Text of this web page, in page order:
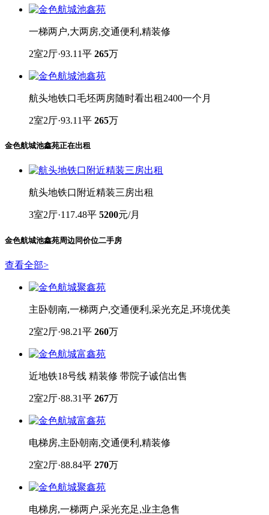
一梯两户,大两房,交通便利,精装修
2室2厅·93.11平 265万
航头地铁口毛坯两房随时看出租2400一个月
2室2厅·93.11平 265万
金色航城池鑫苑正在出租
航头地铁口附近精装三房出租
3室2厅·117.48平 5200元/月
金色航城池鑫苑周边同价位二手房
查看全部>
主卧朝南,一梯两户,交通便利,采光充足,环境优美
2室2厅·98.21平 260万
近地铁18号线 精装修 带院子诚信出售
2室2厅·88.31平 267万
电梯房,主卧朝南,交通便利,精装修
2室2厅·88.84平 270万
电梯房,一梯两户,采光充足,业主急售